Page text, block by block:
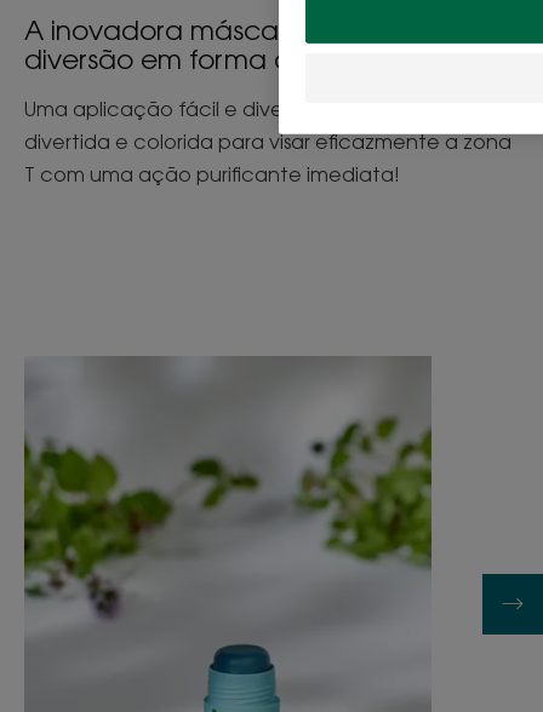
A inovadora máscara em stick, a
diversão em forma de barra!
Uma aplicação fácil e divertida, uma textura
divertida e colorida para visar eficazmente a zona
T com uma ação purificante imediata!